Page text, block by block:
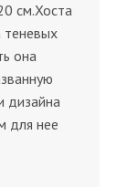
см.Хоста
она
дизайна
для нее